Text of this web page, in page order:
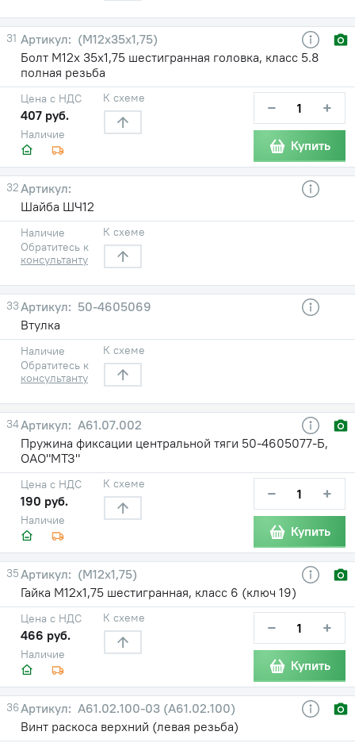
31
(М12х35х1,75)
Болт М12х 35х1,75 шестигранная головка, класс 5.8
полная резьба
Наличие
Цена с НДС
407 руб.
К схеме − +
Купить
32
Шайба ШЧ12
Наличие
Обратитесь к
консультанту
К схеме
33
50-4605069
Втулка
Наличие
Обратитесь к
консультанту
К схеме
34
А61.07.002
Пружина фиксации центральной тяги 50-4605077-Б,
ОАО"МТЗ"
Наличие
Цена с НДС
190 руб.
К схеме − +
Купить
35
(М12х1,75)
Гайка М12х1,75 шестигранная, класс 6 (ключ 19)
Наличие
Цена с НДС
466 руб.
К схеме − +
Купить
36
А61.02.100-03 (А61.02.100)
Винт раскоса верхний (левая резьба)